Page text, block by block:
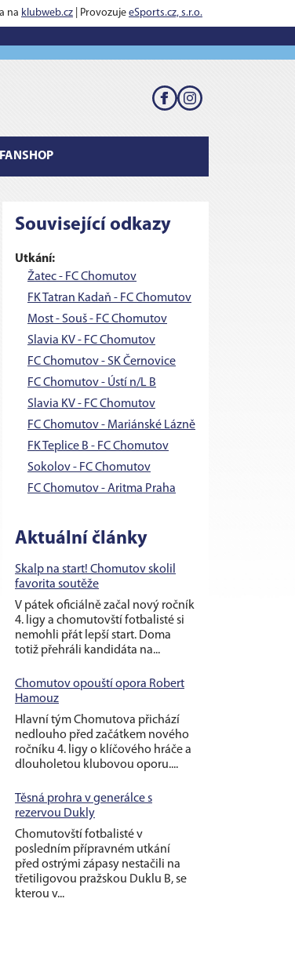
na klubweb.cz | Provozuje eSports.cz, s.r.o.
FANSHOP
Související odkazy
Utkání:
Žatec - FC Chomutov
FK Tatran Kadaň - FC Chomutov
Most - Souš - FC Chomutov
Slavia KV - FC Chomutov
FC Chomutov - SK Černovice
FC Chomutov - Ústí n/L B
Slavia KV - FC Chomutov
FC Chomutov - Mariánské Lázně
FK Teplice B - FC Chomutov
Sokolov - FC Chomutov
FC Chomutov - Aritma Praha
Aktuální články
Skalp na start! Chomutov skolil
favorita soutěže
V pátek oficiálně začal nový ročník
4. ligy a chomutovští fotbalisté si
nemohli přát lepší start. Doma
totiž přehráli kandidáta na...
Chomutov opouští opora Robert
Hamouz
Hlavní tým Chomutova přichází
nedlouho před začátkem nového
ročníku 4. ligy o klíčového hráče a
dlouholetou klubovou oporu....
Těsná prohra v generálce s
rezervou Dukly
Chomutovští fotbalisté v
posledním přípravném utkání
před ostrými zápasy nestačili na
třetiligovou pražskou Duklu B, se
kterou v...